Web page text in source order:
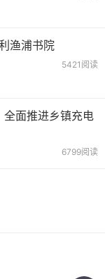
渔浦书院
5421阅读
面推进乡镇充电
6799阅读